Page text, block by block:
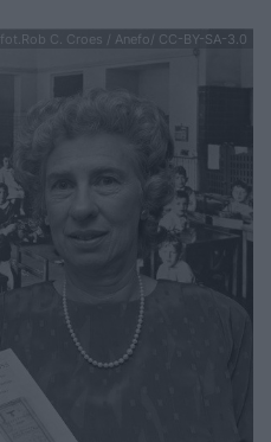
fot.Rob C. Croes / Anefo/ CC-BY-SA-3.0